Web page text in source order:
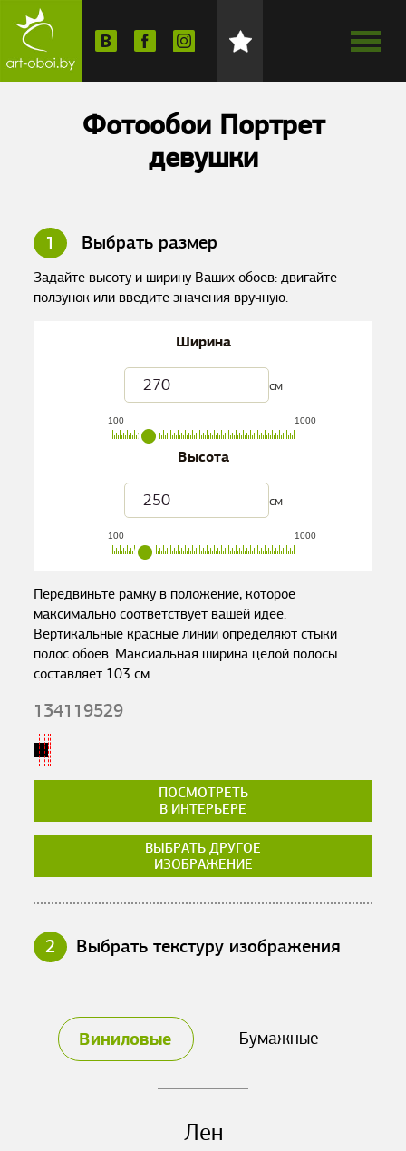
Фотообои Портрет
девушки
1 Выбрать размер
Задайте высоту и ширину Ваших обоев: двигайте
ползунок или введите значения вручную.
Ширина
см
100 1000
Высота
см
100 1000
Передвиньте рамку в положение, которое
максимально соответствует вашей идее.
Вертикальные красные линии определяют стыки
полос обоев. Максиальная ширина целой полосы
составляет 103 см.
134119529
ПОСМОТРЕТЬ
В ИНТЕРЬЕРЕ
ВЫБРАТЬ ДРУГОЕ
ИЗОБРАЖЕНИЕ
2 Выбрать текстуру изображения
Виниловые Бумажные
Лен